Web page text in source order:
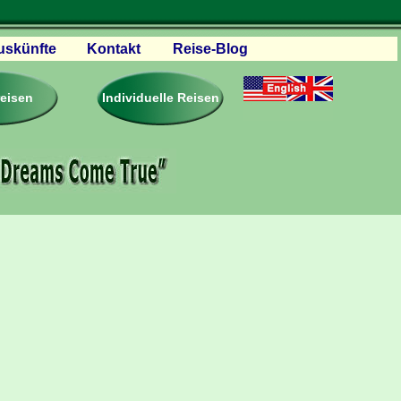
– Reviews
Firmen & Links
Kontakt Reise-Blog
Individuelle Reisen